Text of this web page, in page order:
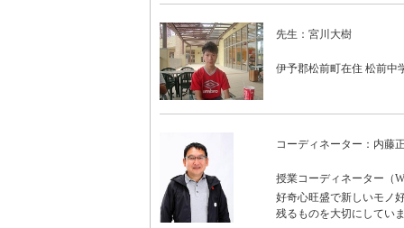
先生：宮川大樹
伊予郡松前町在住 松前中
コーディネーター：内藤
授業コーディネーター（
好奇心旺盛で新しいモノ
残るものを大切にしてい